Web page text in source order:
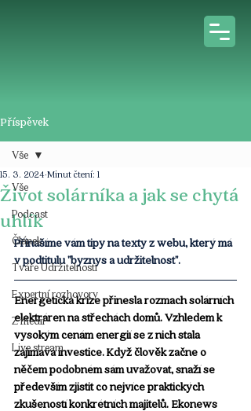
Příspěvek
Vše
Podcast
Článek
Tváře Udržitelnosti
Expertní rozhovory
Z médií
Live stream
Vše
Život solárníka a jak se chytá
uhlík
15. 3. 2024 Minut čtení: 1
Přinášíme vám tipy na texty z webu, který má
v podtitulu "byznys a udržitelnost".
Energetická krize přinesla rozmach solárních
elektráren na střechách domů. Vzhledem k
vysokým cenám energií se z nich stala
zajímavá investice. Když člověk začne o
něčem podobném sám uvažovat, snaží se
především zjistit co nejvíce praktických
zkušeností konkrétních majitelů. Ekonews